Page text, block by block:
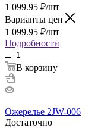
1 099.95 ₽/шт
Варианты цен
1 099.95 ₽/шт
Подробности
В корзину
Ожерелье 2JW-006
Достаточно